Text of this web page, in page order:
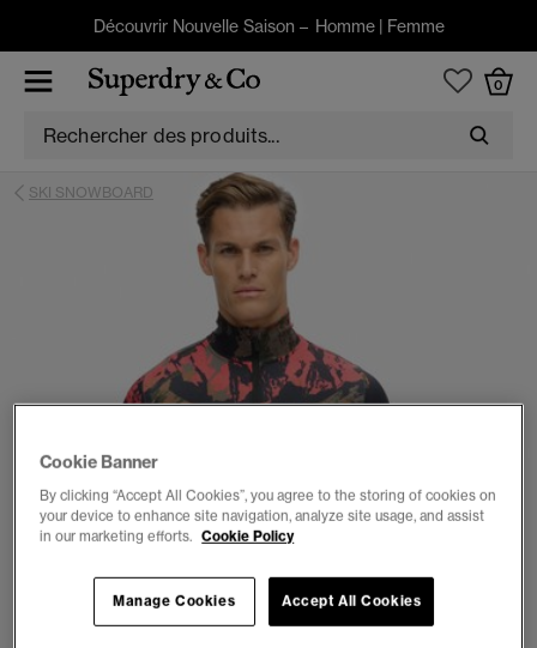
Découvrir Nouvelle Saison – Homme| Femme
0
SKI SNOWBOARD
Cookie Banner
By clicking “Accept All Cookies”, you agree to the storing of cookies on
your device to enhance site navigation, analyze site usage, and assist
in our marketing efforts. Cookie Policy
Accept All Cookies
Manage Cookies